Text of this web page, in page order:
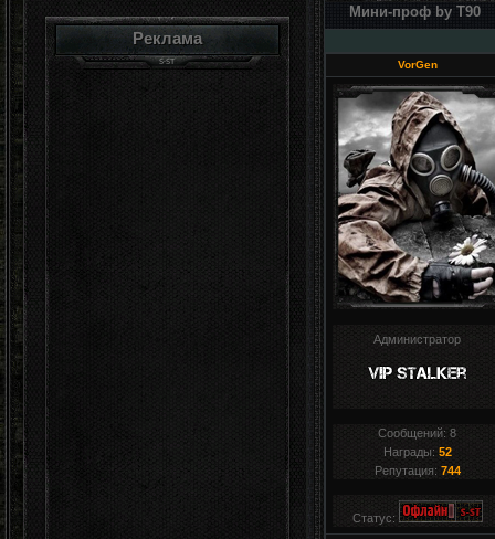
Реклама
Мини-проф by Т90
VorGen
Администратор
Сообщений:8
Награды: 52
Репутация: 744
Статус: